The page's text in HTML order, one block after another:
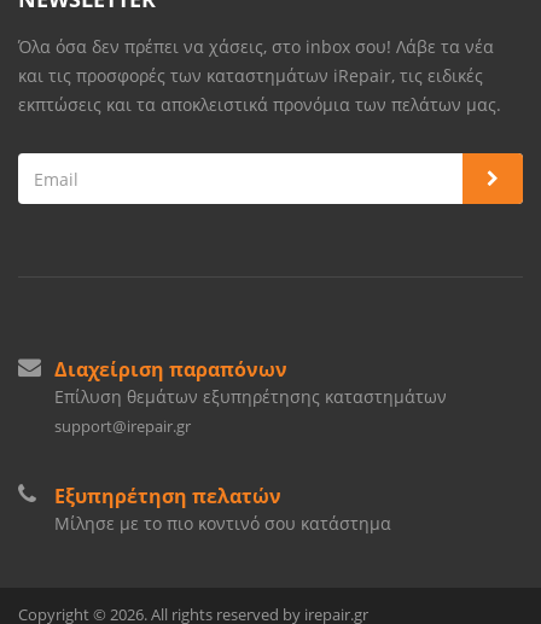
Όλα όσα δεν πρέπει να χάσεις, στο inbox σου! Λάβε τα νέα
και τις προσφορές των καταστημάτων iRepair, τις ειδικές
εκπτώσεις και τα αποκλειστικά προνόμια των πελάτων μας.
Διαχείριση παραπόνων
Επίλυση θεμάτων εξυπηρέτησης καταστημάτων
support@irepair.gr
Εξυπηρέτηση πελατών
Μίλησε με το πιο κοντινό σου κατάστημα
Copyright © 2026. All rights reserved by irepair.gr